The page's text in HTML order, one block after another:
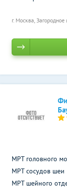
г. Москва,
МРТ головного
МРТ сосудов шеи
МРТ шейного